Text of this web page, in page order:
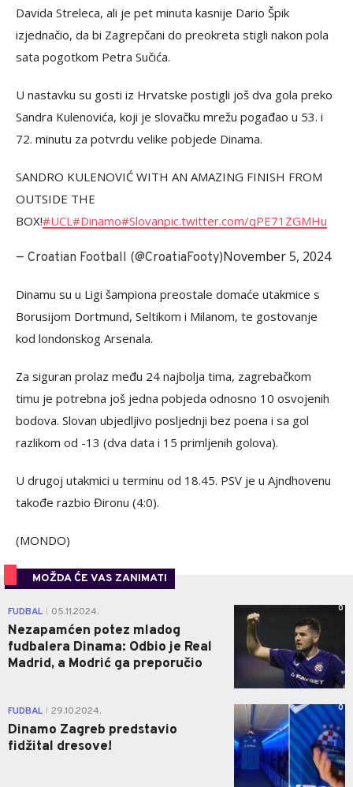
Davida Streleca, ali je pet minuta kasnije Dario Špik
izjednačio, da bi Zagrepčani do preokreta stigli nakon pola
sata pogotkom Petra Sučića.
U nastavku su gosti iz Hrvatske postigli još dva gola preko
Sandra Kulenovića, koji je slovačku mrežu pogađao u 53. i
72. minutu za potvrdu velike pobjede Dinama.
SANDRO KULENOVIĆ WITH AN AMAZING FINISH FROM
OUTSIDE THE
BOX!#UCL#Dinamo#Slovanpic.twitter.com/qPE71ZGMHu
— Croatian Football (@CroatiaFooty)November 5, 2024
Dinamu su u Ligi šampiona preostale domaće utakmice s
Borusijom Dortmund, Seltikom i Milanom, te gostovanje
kod londonskog Arsenala.
Za siguran prolaz među 24 najbolja tima, zagrebačkom
timu je potrebna još jedna pobjeda odnosno 10 osvojenih
bodova. Slovan ubjedljivo posljednji bez poena i sa gol
razlikom od -13 (dva data i 15 primljenih golova).
U drugoj utakmici u terminu od 18.45. PSV je u Ajndhovenu
takođe razbio Đironu (4:0).
(MONDO)
MOŽDA ĆE VAS ZANIMATI
FUDBAL 05.11.2024.
Nezapamćen potez mladog
fudbalera Dinama: Odbio je Real
Madrid, a Modrić ga preporučio
0
FUDBAL 29.10.2024.
Dinamo Zagreb predstavio
fidžital dresove!
0